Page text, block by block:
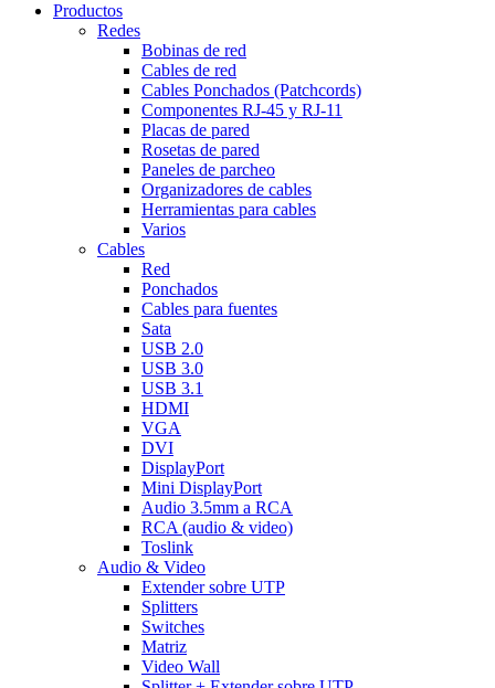
Productos
Redes
Bobinas de red
Cables de red
Cables Ponchados (Patchcords)
Componentes RJ-45 y RJ-11
Placas de pared
Rosetas de pared
Paneles de parcheo
Organizadores de cables
Herramientas para cables
Varios
Cables
Red
Ponchados
Cables para fuentes
Sata
USB 2.0
USB 3.0
USB 3.1
HDMI
VGA
DVI
DisplayPort
Mini DisplayPort
Audio 3.5mm a RCA
RCA (audio & video)
Toslink
Audio & Video
Extender sobre UTP
Splitters
Switches
Matriz
Video Wall